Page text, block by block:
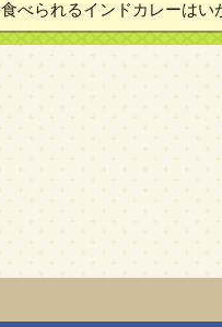
べられるインドカレーはい